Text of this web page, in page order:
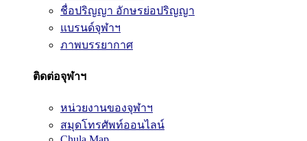
ชื่อปริญญา อักษรย่อปริญญา
แบรนด์จุฬาฯ
ภาพบรรยากาศ
ติดต่อจุฬาฯ
หน่วยงานของจุฬาฯ
สมุดโทรศัพท์ออนไลน์